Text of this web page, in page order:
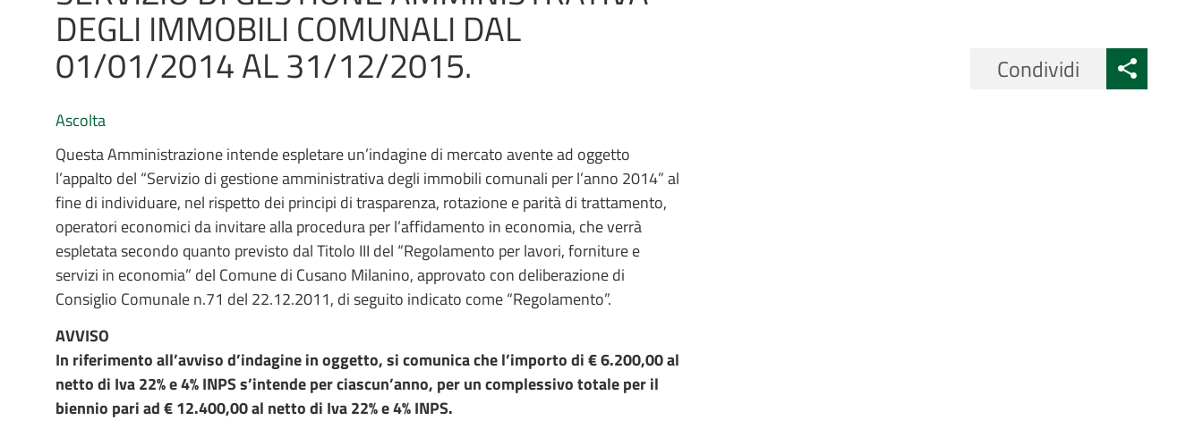
DEGLI IMMOBILI COMUNALI DAL
01/01/2014 AL 31/12/2015.
Ascolta
Questa Amministrazione intende espletare un’indagine di mercato avente ad oggetto
l’appalto del “Servizio di gestione amministrativa degli immobili comunali per l’anno 2014” al
fine di individuare, nel rispetto dei principi di trasparenza, rotazione e parità di trattamento,
operatori economici da invitare alla procedura per l’affidamento in economia, che verrà
espletata secondo quanto previsto dal Titolo III del “Regolamento per lavori, forniture e
servizi in economia” del Comune di Cusano Milanino, approvato con deliberazione di
Consiglio Comunale n.71 del 22.12.2011, di seguito indicato come “Regolamento”.
AVVISO
In riferimento all’avviso d’indagine in oggetto, si comunica che l’importo di € 6.200,00 al
netto di Iva 22% e 4% INPS s’intende per ciascun’anno, per un complessivo totale per il
biennio pari ad € 12.400,00 al netto di Iva 22% e 4% INPS.
Condividi